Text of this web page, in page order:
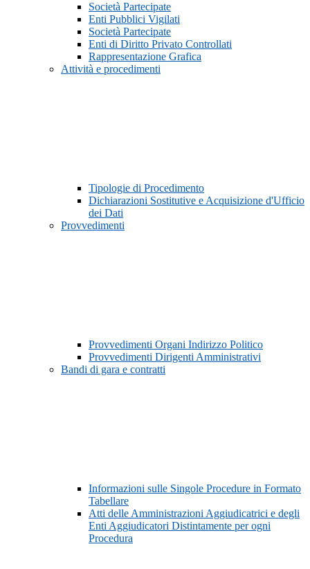
Società Partecipate
Enti Pubblici Vigilati
Società Partecipate
Enti di Diritto Privato Controllati
Rappresentazione Grafica
Attività e procedimenti
Tipologie di Procedimento
Dichiarazioni Sostitutive e Acquisizione d'Ufficio
dei Dati
Provvedimenti
Provvedimenti Organi Indirizzo Politico
Provvedimenti Dirigenti Amministrativi
Bandi di gara e contratti
Informazioni sulle Singole Procedure in Formato
Tabellare
Atti delle Amministrazioni Aggiudicatrici e degli
Enti Aggiudicatori Distintamente per ogni
Procedura